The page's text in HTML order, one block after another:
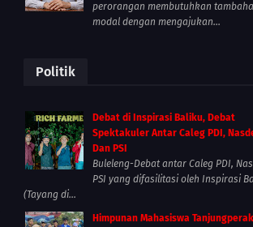
perorangan membutuhkan
modal dengan mengajukan...
Politik
Debat di Inspirasi Baliku, Debat
Spektakuler Antar Caleg PDI,
Dan PSI
Buleleng-Debat antar Caleg PDI,
PSI yang difasilitasi oleh Inspirasi
(Tayang di...
Himpunan Mahasiswa Tanjungperak